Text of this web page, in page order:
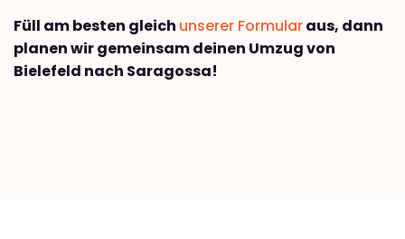
Füll am besten gleich unserer Formularaus, dann
planen wir gemeinsam deinen Umzug von
Bielefeld nach Saragossa!